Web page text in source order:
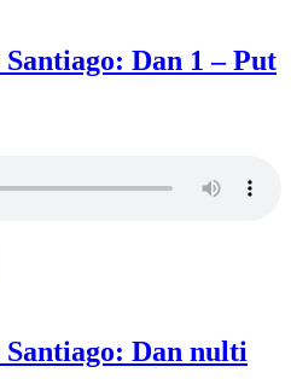
Dan 1 – Put
Dan nulti